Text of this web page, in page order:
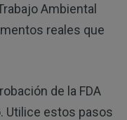
Ambiental
reales que
de la FDA
Utilice estos pasos